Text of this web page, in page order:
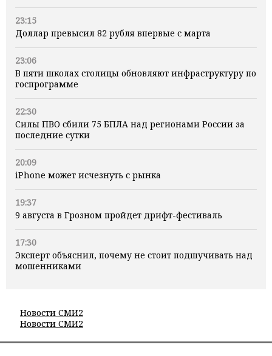
23:15
Доллар превысил 82 рубля впервые с марта
23:06
В пяти школах столицы обновляют инфраструктуру по
госпрограмме
22:30
Силы ПВО сбили 75 БПЛА над регионами России за
последние сутки
20:09
iPhone может исчезнуть с рынка
19:37
9 августа в Грозном пройдет дрифт-фестиваль
17:30
Эксперт объяснил, почему не стоит подшучивать над
мошенниками
Новости СМИ2
Новости СМИ2